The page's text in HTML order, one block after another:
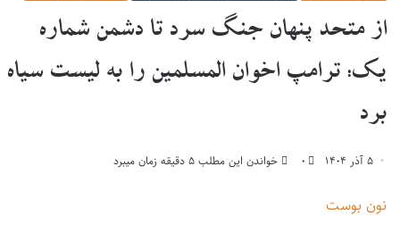
از متحد پنهان جنگ سرد تا دشمن شماره
یک: ترامپ اخوان المسلمین را به لیست سیاه
برد
۵ آذر ۱۴۰۴ ۰ خواندن این مطلب ۵ دقیقه زمان میبرد
نون بوست